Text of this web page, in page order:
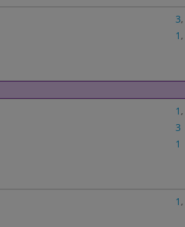
3,
1 ,
1 ,
3
1
1 ,